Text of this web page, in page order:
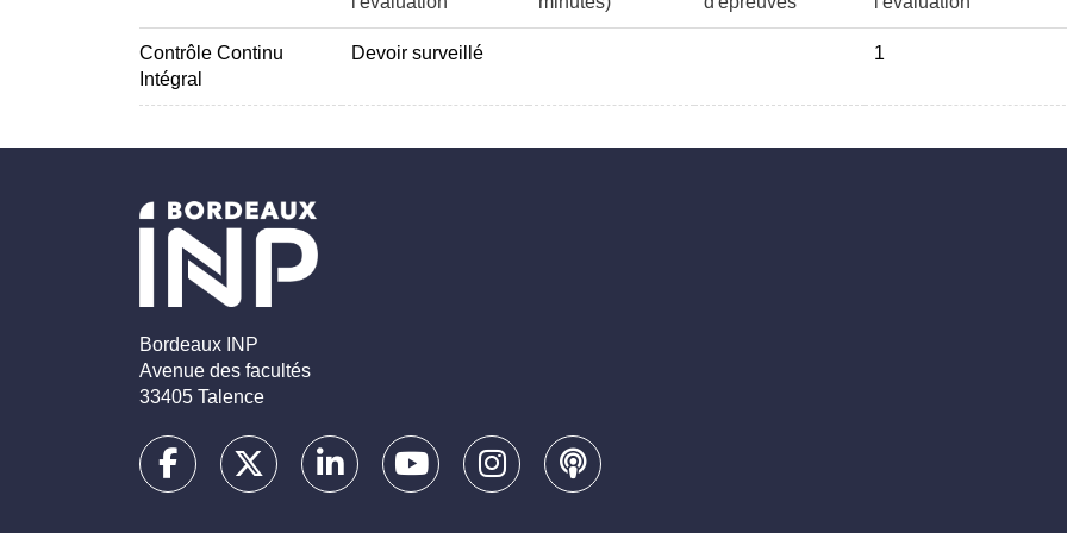
Contrôle Continu
Intégral
Devoir surveillé 1
Bordeaux INP
Avenue des facultés
33405 Talence